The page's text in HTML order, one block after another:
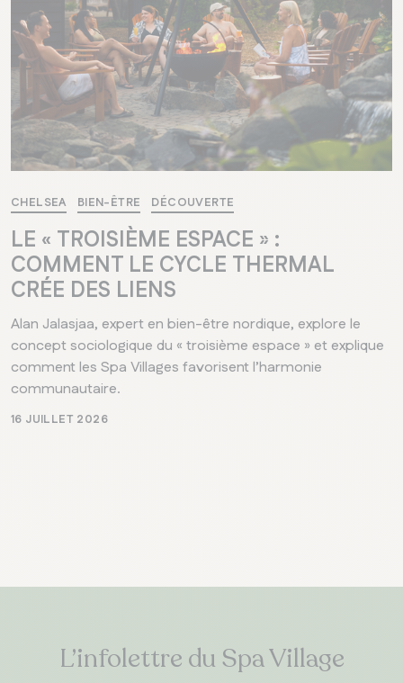
CHELSEA BIEN-ÊTRE DÉCOUVERTE
LE « TROISIÈME ESPACE » :
COMMENT LE CYCLE THERMAL
CRÉE DES LIENS
Alan Jalasjaa, expert en bien-être nordique, explore le
concept sociologique du « troisième espace » et explique
comment les Spa Villages favorisent l’harmonie
communautaire.
16 JUILLET 2026
L’infolettre du Spa Village